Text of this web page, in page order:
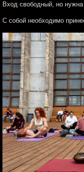
Вход свободный, но нужна
С собой необходимо